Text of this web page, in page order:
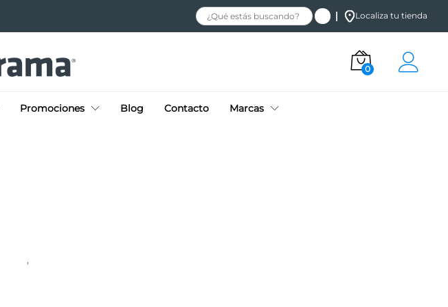
Localiza tu tienda
0
Promociones Blog Contacto Marcas
,